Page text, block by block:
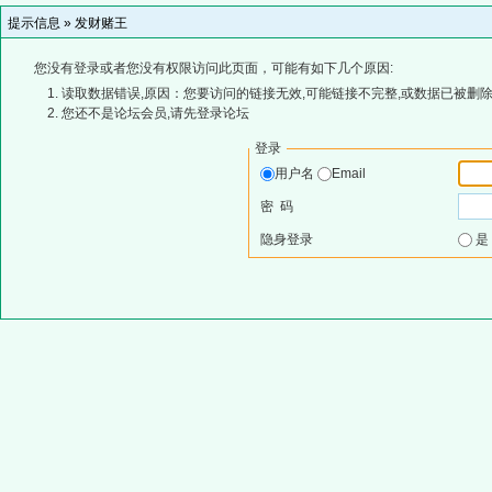
提示信息 » 发财赌王
您没有登录或者您没有权限访问此页面，可能有如下几个原因:
读取数据错误,原因：您要访问的链接无效,可能链接不完整,或数据已被删
您还不是论坛会员,请先登录论坛
登录
用户名
Email
密 码
隐身登录